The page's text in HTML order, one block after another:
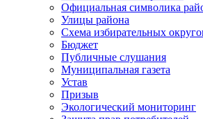
Официальная символика
Улицы района
Схема избирательных
Бюджет
Публичные слушания
Муниципальная газета
Устав
Призыв
Экологический мониторинг